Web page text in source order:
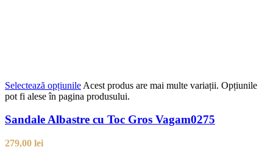
Selectează opțiunile Acest produs are mai multe variații. Opțiunile
pot fi alese în pagina produsului.
Sandale Albastre cu Toc Gros Vagam0275
279,00 lei